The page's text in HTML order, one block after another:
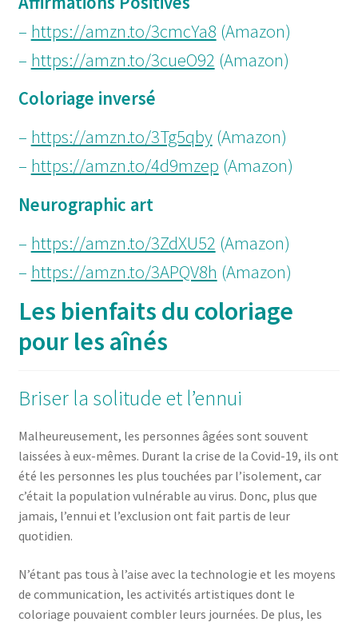
– https://amzn.to/3cmcYa8 (Amazon)
– https://amzn.to/3cueO92 (Amazon)
Coloriage inversé
– https://amzn.to/3Tg5qby(Amazon)
– https://amzn.to/4d9mzep (Amazon)
Neurographic art
– https://amzn.to/3ZdXU52 (Amazon)
– https://amzn.to/3APQV8h (Amazon)
Les bienfaits du coloriage
pour les aînés
Briser la solitude et l’ennui
Malheureusement, les personnes âgées sont souvent
laissées à eux-mêmes. Durant la crise de la Covid-19, ils ont
été les personnes les plus touchées par l’isolement, car
c’était la population vulnérable au virus. Donc, plus que
jamais, l’ennui et l’exclusion ont fait partis de leur
quotidien.
N’étant pas tous à l’aise avec la technologie et les moyens
de communication, les activités artistiques dont le
coloriage pouvaient combler leurs journées. De plus, les